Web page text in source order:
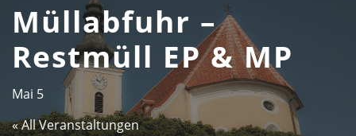
Müllabfuhr –
Restmüll EP & MP
Mai 5
« All Veranstaltungen